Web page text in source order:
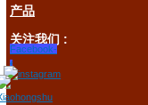
产品
关注我们 :
Facebook-
f